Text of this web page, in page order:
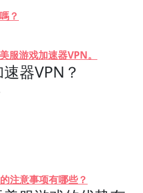
？
服游戏加速器VPN。
器VPN？
注意事项有哪些？